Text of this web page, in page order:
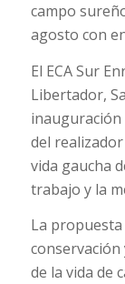
campo
agosto con
El ECA Sur
Libertador,
del
vida gaucha
trabajo y la
La
de la vida de